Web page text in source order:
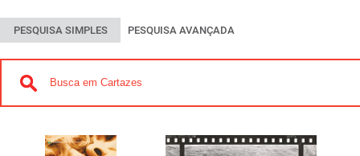
PESQUISA SIMPLES PESQUISA AVANÇADA